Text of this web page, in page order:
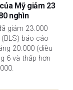
Mỹ giảm 23
nghìn
giảm 23.000
báo cáo
20.000 (điều
6 và thấp hơn